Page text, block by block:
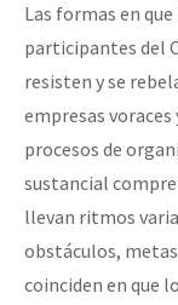
Las formas en
participantes del
resisten y se
empresas
procesos de
sustancial
llevan ritmos
obstáculos, metas
coinciden en que